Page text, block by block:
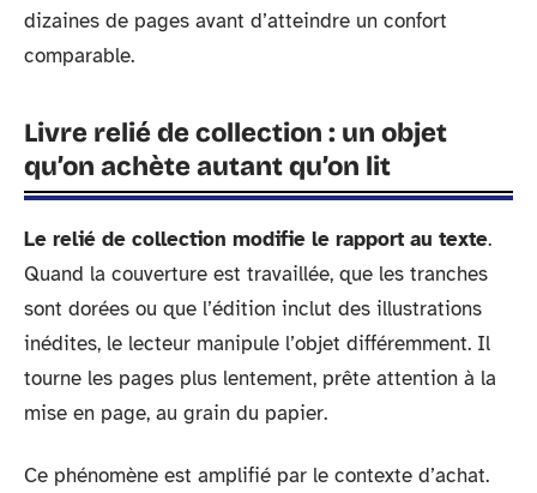
dizaines de pages avant d’atteindre un confort
comparable.
Livre relié de collection : un objet
qu’on achète autant qu’on lit
Le relié de collection modifie le rapport au texte.
Quand la couverture est travaillée, que les tranches
sont dorées ou que l’édition inclut des illustrations
inédites, le lecteur manipule l’objet différemment. Il
tourne les pages plus lentement, prête attention à la
mise en page, au grain du papier.
Ce phénomène est amplifié par le contexte d’achat.